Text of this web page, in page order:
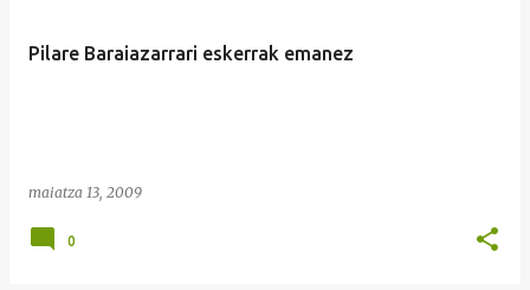
Pilare Baraiazarrari eskerrak emanez
maiatza 13, 2009
0